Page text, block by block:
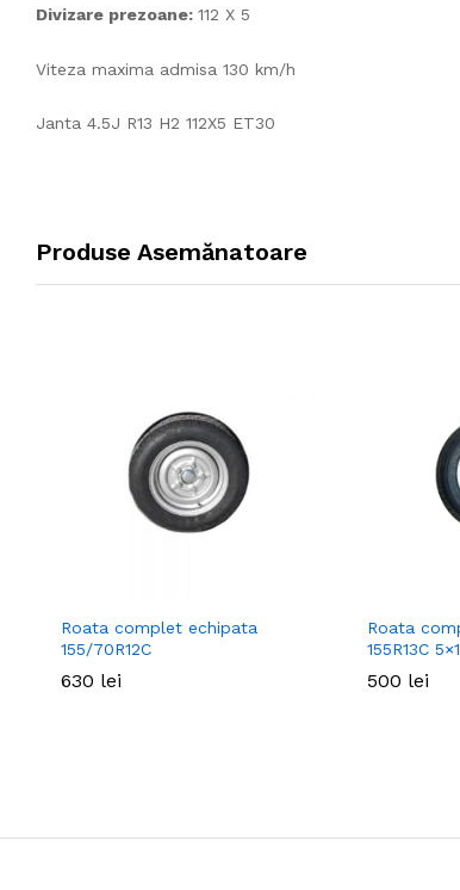
Divizare prezoane: 112 X 5
Viteza maxima admisa 130 km/h
Janta 4.5J R13 H2 112X5 ET30
Produse Asemănatoare
Roata complet echipata
155/70R12C
630 lei
630 lei
Roata
155R13C
500 lei
500 lei